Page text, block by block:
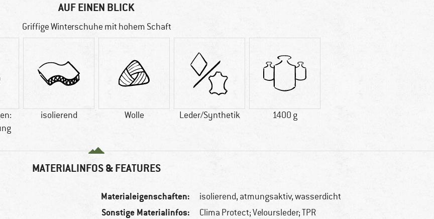
AUF EINEN BLICK
Griffige Winterschuhe mit hohem Schaft
isolierend Wolle Leder/Synthetik 1400 g
MATERIALINFOS & FEATURES
Materialeigenschaften: isolierend, atmungsaktiv, wasserdicht
Sonstige Materialinfos: Clima Protect; Veloursleder; TPR